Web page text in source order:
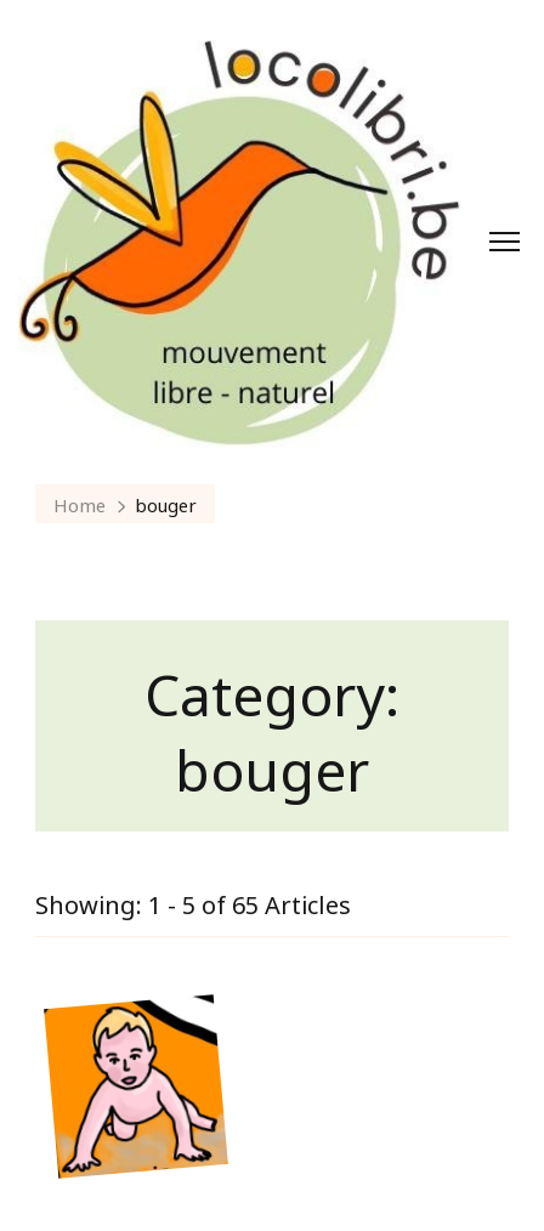
Home bouger
Category:
bouger
Showing: 1 - 5 of 65 Articles